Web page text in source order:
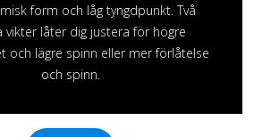
form och låg tyngdpunkt. Två
vikter låter dig justera för högre
och lägre spinn eller mer förlåtelse
och spinn.